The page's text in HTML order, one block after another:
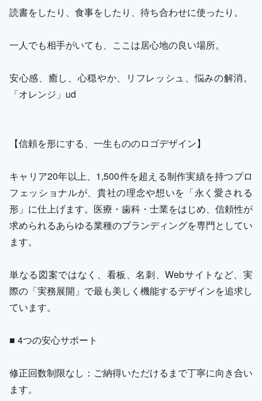
読書をしたり、食事をしたり、待ち合わせに使ったり。
一人でも相手がいても、ここは居心地の良い場所。
安心感、癒し、心穏やか、リフレッシュ、悩みの解消。
「オレンジ」ud
【信頼を形にする、一生もののロゴデザイン】
キャリア20年以上、1,500件を超える制作実績を持つプロ
フェッショナルが、貴社の理念や想いを「永く愛される
形」に仕上げます。医療・歯科・士業をはじめ、信頼性が
求められるあらゆる業種のブランディングを専門としてい
ます。
単なる図案ではなく、看板、名刺、Webサイトなど、実
際の「実務展開」で最も美しく機能するデザインを追求し
ています。
■ 4つの安心サポート
修正回数制限なし：ご納得いただけるまで丁寧に向き合い
ます。